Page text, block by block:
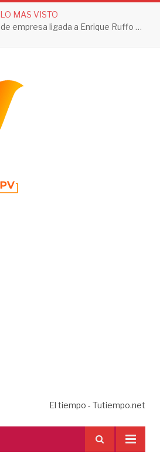
LO MAS VISTO
Detienen a apoderada de empresa ligada a Enrique Ruffo por investigación de Huachicol Fiscal
El tiempo - Tutiempo.net